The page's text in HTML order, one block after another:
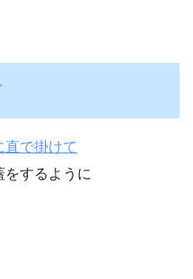
直で掛けて
をするように